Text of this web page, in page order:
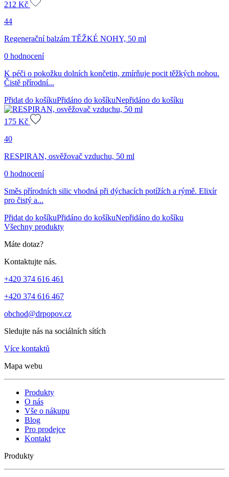
212 Kč
44
Regenerační balzám TĚŽKÉ NOHY, 50 ml
0 hodnocení
K péči o pokožku dolních končetin, zmírňuje pocit těžkých nohou.
Čistě přírodní...
Přidat do košíkuPřidáno do košíkuNepřidáno do košíku
175 Kč
40
RESPIRAN, osvěžovač vzduchu, 50 ml
0 hodnocení
Směs přírodních silic vhodná při dýchacích potížích a rýmě. Elixír
pro čistý a...
Přidat do košíkuPřidáno do košíkuNepřidáno do košíku
Všechny produkty
Máte dotaz?
Kontaktujte nás.
+420 374 616 461
+420 374 616 467
obchod@drpopov.cz
Sledujte nás na sociálních sítích
Více kontaktů
Mapa webu
Produkty
O nás
Vše o nákupu
Blog
Pro prodejce
Kontakt
Produkty